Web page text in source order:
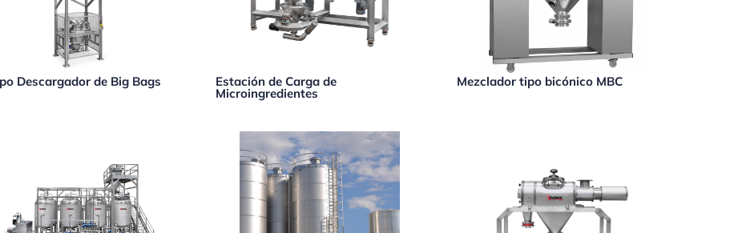
Descargador de Big Bags Estación de Carga de
Microingredientes
Mezclador tipo bicónico MBC